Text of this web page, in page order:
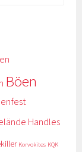
Böen
Handles
Korvokites KQK